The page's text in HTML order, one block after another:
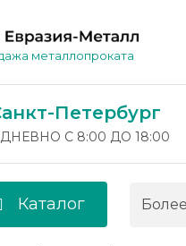
металлопроката
Петербург
С 8:00 ДО 18:00
Каталог